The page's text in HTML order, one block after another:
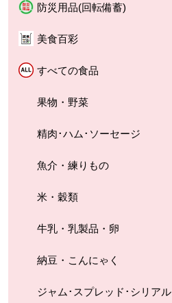
防災用品(回転備蓄)
美食百彩
すべての食品
果物・野菜
精肉･ハム･ソーセージ
魚介・練りもの
米・穀類
牛乳・乳製品・卵
納豆・こんにゃく
ジャム･スプレッド･シリアル